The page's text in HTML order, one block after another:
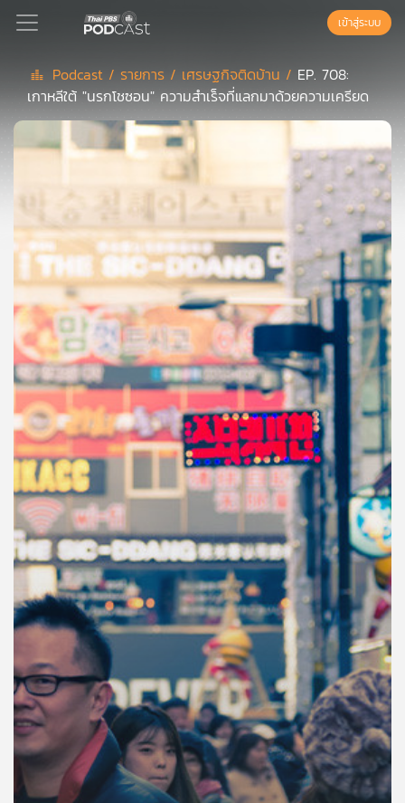
Podcast
สต์
แนะนำ
เพล
ย์
ลิ
สต์
ของ
คุณ
เพลง
บทความ
ข่าว
และ
กิจกรรม
เกี่ยว
กับ
เข้าสู่ระบบ
Podcast / รายการ / เศรษฐกิจติดบ้าน / EP. 708:
เกาหลีใต้ "นรกโชซอน" ความสำเร็จที่แลกมาด้วยความเครียด